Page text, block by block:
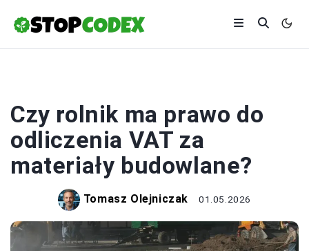
Czy rolnik ma prawo do
odliczenia VAT za
materiały budowlane?
Tomasz Olejniczak 01.05.2026